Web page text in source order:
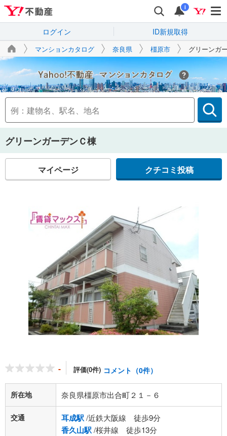
i
ログイン ID新規取得
マンションカタログ 奈良県 橿原市 グリーンガ
Yahoo!不動産
グリーンガーデンＣ棟
マイページ クチコミ投稿
- 評価(0件) コメント（0件）
所在地 奈良県橿原市出合町２１－６
交通 耳成駅/近鉄大阪線 徒歩9分
香久山駅/桜井線 徒歩13分